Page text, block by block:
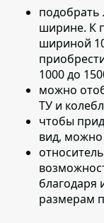
ширине. К
шириной
1000 до
можно
ТУ и
чтобы
вид, можно
благодаря
размерам